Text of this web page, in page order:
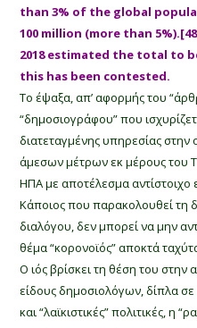
than 3% of the global
100 million (more than
2018 estimated the total to
this has been contested.
Το έψαξα, απ’ αφορμής του
“δημοσιογράφου” που
διατεταγμένης υπηρεσίας στην
άμεσων μέτρων εκ μέρους του
ΗΠΑ με αποτέλεσμα αντίστοιχο
Κάποιος που παρακολουθεί τη
διαλόγου, δεν μπορεί να μην
θέμα “κορονοϊός” αποκτά
Ο ιός βρίσκει τη θέση του στην
είδους δημοσιολόγων, δίπλα σε
και “λαϊκιστικές” πολιτικές, η